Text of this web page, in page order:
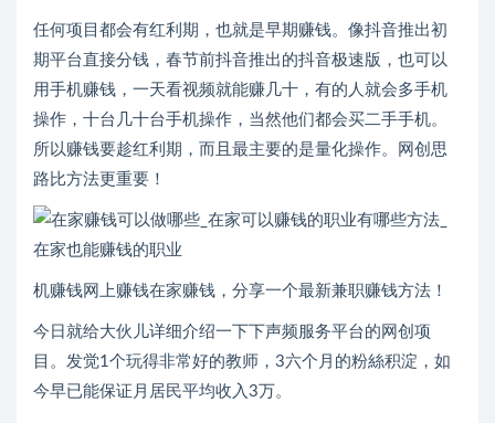
任何项目都会有红利期，也就是早期赚钱。像抖音推出初
期平台直接分钱，春节前抖音推出的抖音极速版，也可以
用手机赚钱，一天看视频就能赚几十，有的人就会多手机
操作，十台几十台手机操作，当然他们都会买二手手机。
所以赚钱要趁红利期，而且最主要的是量化操作。网创思
路比方法更重要！
机赚钱网上赚钱在家赚钱，分享一个最新兼职赚钱方法！
今日就给大伙儿详细介绍一下下声频服务平台的网创项
目。发觉1个玩得非常好的教师，3六个月的粉絲积淀，如
今早已能保证月居民平均收入3万。